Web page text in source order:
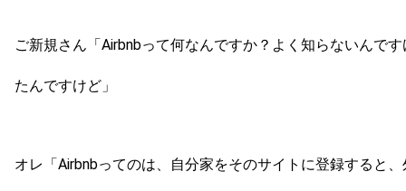
ご新規さん「Airbnbって何なんですか？よく知らないんで
たんですけど」
オレ「Airbnbってのは、自分家をそのサイトに登録すると